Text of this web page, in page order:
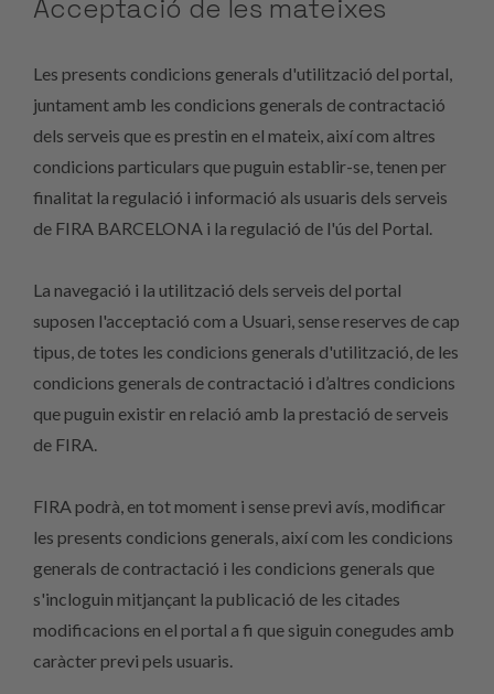
Acceptació de les mateixes
Les presents condicions generals d'utilització del portal,
juntament amb les condicions generals de contractació
dels serveis que es prestin en el mateix, així com altres
condicions particulars que puguin establir-se, tenen per
finalitat la regulació i informació als usuaris dels serveis
de FIRA BARCELONA i la regulació de l'ús del Portal.
La navegació i la utilització dels serveis del portal
suposen l'acceptació com a Usuari, sense reserves de cap
tipus, de totes les condicions generals d'utilització, de les
condicions generals de contractació i d’altres condicions
que puguin existir en relació amb la prestació de serveis
de FIRA.
FIRA podrà, en tot moment i sense previ avís, modificar
les presents condicions generals, així com les condicions
generals de contractació i les condicions generals que
s'incloguin mitjançant la publicació de les citades
modificacions en el portal a fi que siguin conegudes amb
caràcter previ pels usuaris.